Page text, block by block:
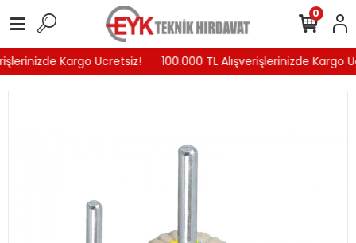
Kargo Ücretsiz! 100.000 TL Alışverişlerinizde Kargo
0